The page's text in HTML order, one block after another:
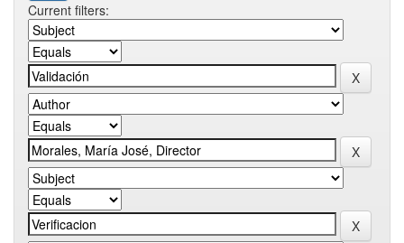
Current filters: